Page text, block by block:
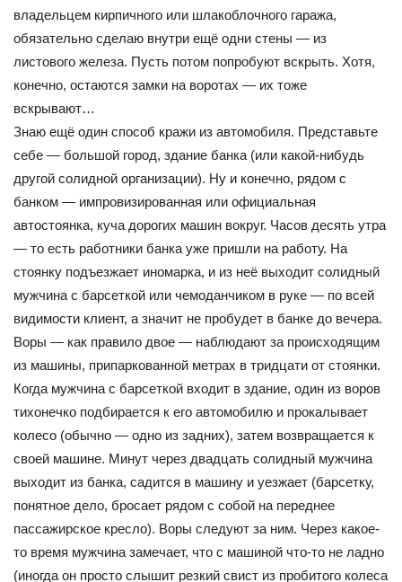
владельцем кирпичного или шлакоблочного гаража,
обязательно сделаю внутри ещё одни стены — из
листового железа. Пусть потом попробуют вскрыть. Хотя,
конечно, остаются замки на воротах — их тоже
вскрывают…
Знаю ещё один способ кражи из автомобиля. Представьте
себе — большой город, здание банка (или какой-нибудь
другой солидной организации). Ну и конечно, рядом с
банком — импровизированная или официальная
автостоянка, куча дорогих машин вокруг. Часов десять утра
— то есть работники банка уже пришли на работу. На
стоянку подъезжает иномарка, и из неё выходит солидный
мужчина с барсеткой или чемоданчиком в руке — по всей
видимости клиент, а значит не пробудет в банке до вечера.
Воры — как правило двое — наблюдают за происходящим
из машины, припаркованной метрах в тридцати от стоянки.
Когда мужчина с барсеткой входит в здание, один из воров
тихонечко подбирается к его автомобилю и прокалывает
колесо (обычно — одно из задних), затем возвращается к
своей машине. Минут через двадцать солидный мужчина
выходит из банка, садится в машину и уезжает (барсетку,
понятное дело, бросает рядом с собой на переднее
пассажирское кресло). Воры следуют за ним. Через какое-
то время мужчина замечает, что с машиной что-то не ладно
(иногда он просто слышит резкий свист из пробитого колеса